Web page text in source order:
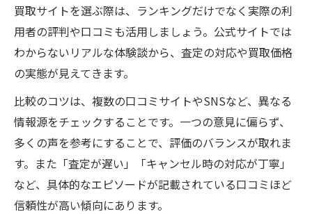
買取サイトを選ぶ際は、ランキングだけでなく実際の利
用者の評判や口コミも活用しましょう。公式サイトでは
わからないリアルな体験談から、査定の対応や買取価格
の実態が見えてきます。
比較のコツは、複数の口コミサイトやSNSなど、異なる
情報源をチェックすることです。一つの意見に偏らず、
多くの声を参考にすることで、評価のバランスが取れま
す。また「査定が遅い」「キャンセル時の対応が丁寧」
など、具体的なエピソードが記載されている口コミほど
信頼性が高い傾向にあります。